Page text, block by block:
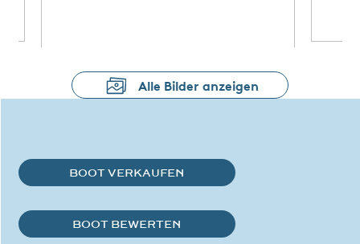
Alle Bilder anzeigen
BOOT VERKAUFEN
BOOT BEWERTEN